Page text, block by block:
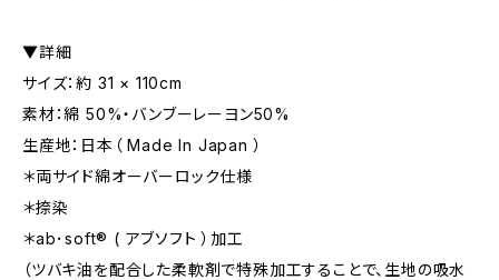
▼詳細
サイズ：約 31 × 110cm
素材：綿 50%・バンブーレーヨン50%
生産地：日本（ Made In Japan ）
＊両サイド綿オーバーロック仕様
＊捺染
＊ab･soft® ( アブソフト ）加工
（ツバキ油を配合した柔軟剤で特殊加工することで、生地の吸水